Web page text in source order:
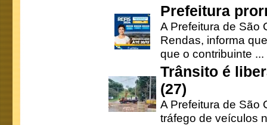
Prefeitura
A Prefeitura de São
Rendas, informa
que o contribuinte ...
Trânsito é
(27)
A Prefeitura de São
tráfego de veículos